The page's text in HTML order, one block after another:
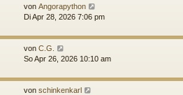
von Angorapython
Di Apr 28, 2026 7:06 pm
von C.G.
So Apr 26, 2026 10:10 am
von schinkenkarl